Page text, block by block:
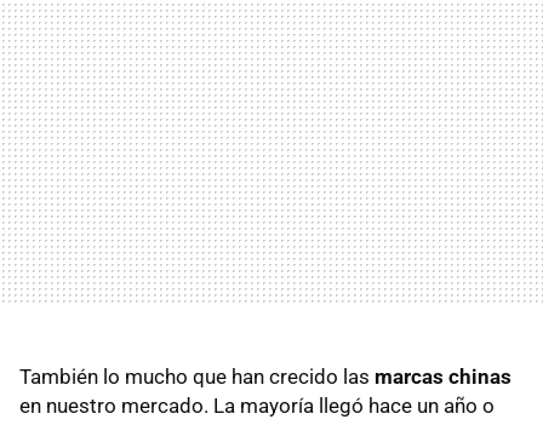
También lo mucho que han crecido las marcas chinas
en nuestro mercado. La mayoría llegó hace un año o